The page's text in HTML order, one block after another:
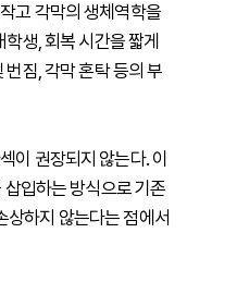
고 각막의 생체역학을
생, 회복 시간을 짧게
짐, 각막 혼탁 등의 부
이 권장되지 않는다. 이
입하는 방식으로 기존
상하지 않는다는 점에서